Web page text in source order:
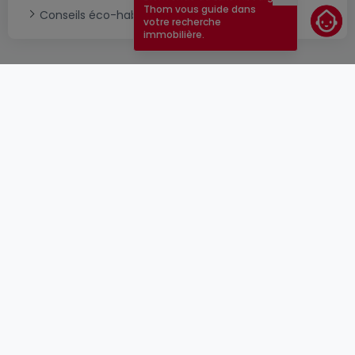
Conseils éco-habitatThom vous guide dans
votre recherche
immobilière.